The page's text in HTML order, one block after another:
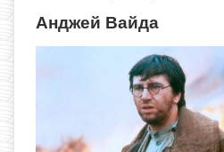
Анджей Вайда